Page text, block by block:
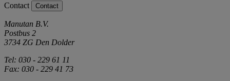
Contact Contact
Manutan B.V.
Postbus 2
3734 ZG Den Dolder
Tel: 030 - 229 61 11
Fax: 030 - 229 41 73